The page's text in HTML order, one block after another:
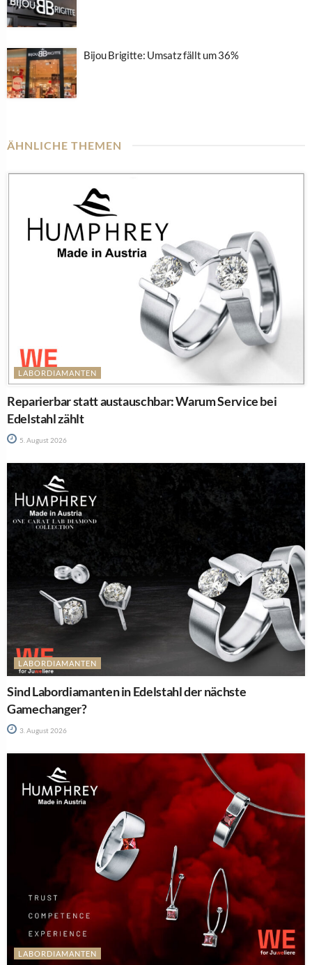
Bijou Brigitte: Umsatz fällt um 36%
ÄHNLICHE THEMEN
LABORDIAMANTEN
Reparierbar statt austauschbar: Warum Service bei
Edelstahl zählt
5. August 2026
LABORDIAMANTEN
Sind Labordiamanten in Edelstahl der nächste
Gamechanger?
3. August 2026
LABORDIAMANTEN